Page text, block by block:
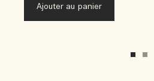
Ajouter au panier